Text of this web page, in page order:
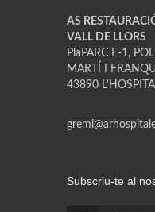
AS
VALL DE LLORS
PlaPARC E-1,
MARTÍ I
43890
Subscriu-te al